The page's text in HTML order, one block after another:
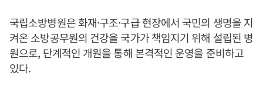
국립소방병원은 화재·구조·구급 현장에서 국민의 생명을 지
켜온 소방공무원의 건강을 국가가 책임지기 위해 설립된 병
원으로, 단계적인 개원을 통해 본격적인 운영을 준비하고
있다.